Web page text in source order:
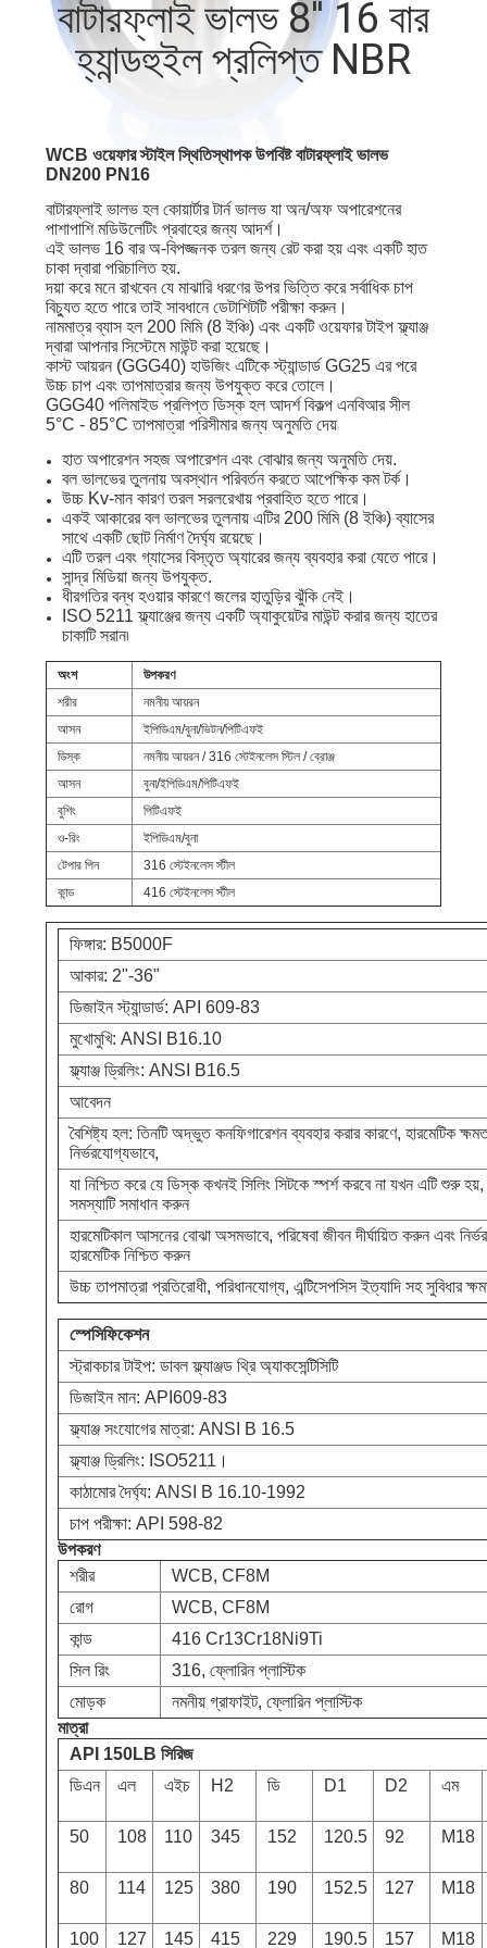
নিয়ন্ত্রণ
যোগাযোগ
উদ্ধৃতির
জন্য
আবেদন
সাইট
ম্যাপ
PRIVACY
POLICY
বাটারফ্লাই ভালভ 8'' 16 বার
হ্যান্ডহুইল প্রলিপ্ত NBR
WCB ওয়েফার স্টাইল স্থিতিস্থাপক উপবিষ্ট বাটারফ্লাই ভালভ
DN200 PN16
বাটারফ্লাই ভালভ হল কোয়ার্টার টার্ন ভালভ যা অন/অফ অপারেশনের
পাশাপাশি মডিউলেটিং প্রবাহের জন্য আদর্শ।
এই ভালভ 16 বার অ-বিপজ্জনক তরল জন্য রেট করা হয় এবং একটি হাত
চাকা দ্বারা পরিচালিত হয়.
দয়া করে মনে রাখবেন যে মাঝারি ধরণের উপর ভিত্তি করে সর্বাধিক চাপ
বিচ্যুত হতে পারে তাই সাবধানে ডেটাশিটটি পরীক্ষা করুন।
নামমাত্র ব্যাস হল 200 মিমি (8 ইঞ্চি) এবং একটি ওয়েফার টাইপ ফ্ল্যাঞ্জ
দ্বারা আপনার সিস্টেমে মাউন্ট করা হয়েছে।
কাস্ট আয়রন (GGG40) হাউজিং এটিকে স্ট্যান্ডার্ড GG25 এর পরে
উচ্চ চাপ এবং তাপমাত্রার জন্য উপযুক্ত করে তোলে।
GGG40 পলিমাইড প্রলিপ্ত ডিস্ক হল আদর্শ বিকল্প এনবিআর সীল
5°C - 85°C তাপমাত্রা পরিসীমার জন্য অনুমতি দেয়
হাত অপারেশন সহজ অপারেশন এবং বোঝার জন্য অনুমতি দেয়.
বল ভালভের তুলনায় অবস্থান পরিবর্তন করতে আপেক্ষিক কম টর্ক।
উচ্চ Kv-মান কারণ তরল সরলরেখায় প্রবাহিত হতে পারে।
একই আকারের বল ভালভের তুলনায় এটির 200 মিমি (8 ইঞ্চি) ব্যাসের
সাথে একটি ছোট নির্মাণ দৈর্ঘ্য রয়েছে।
এটি তরল এবং গ্যাসের বিস্তৃত অ্যারের জন্য ব্যবহার করা যেতে পারে।
সান্দ্র মিডিয়া জন্য উপযুক্ত.
ধীরগতির বন্ধ হওয়ার কারণে জলের হাতুড়ির ঝুঁকি নেই।
ISO 5211 ফ্ল্যাঞ্জের জন্য একটি অ্যাকুয়েটর মাউন্ট করার জন্য হাতের
চাকাটি সরান৷
অংশ
উপকরণ
শরীর
নমনীয় আয়রন
আসন
ইপিডিএম/বুনা/ভিটন/পিটিএফই
ডিস্ক
নমনীয় আয়রন / 316 স্টেইনলেস স্টিল / ব্রোঞ্জ
আসন
বুনা/ইপিডিএম/পিটিএফই
বুশিং
পিটিএফই
ও-রিং
ইপিডিএম/বুনা
টেপার পিন
316 স্টেইনলেস স্টীল
কান্ড
416 স্টেইনলেস স্টীল
ফিঙ্গার: B5000F
আকার: 2"-36"
ডিজাইন স্ট্যান্ডার্ড: API 609-83
মুখোমুখি: ANSI B16.10
ফ্ল্যাঞ্জ ড্রিলিং: ANSI B16.5
আবেদন
বৈশিষ্ট্য হল: তিনটি অদ্ভুত কনফিগারেশন ব্যবহার করার কারণে, হারমেটিক
নির্ভরযোগ্যভাবে,
যা নিশ্চিত করে যে ডিস্ক কখনই সিলিং সিটকে স্পর্শ করবে না যখন এটি শুরু
সমস্যাটি সমাধান করুন
হারমেটিকাল আসনের বোঝা অসমভাবে, পরিষেবা জীবন দীর্ঘায়িত করুন এবং
হারমেটিক নিশ্চিত করুন
উচ্চ তাপমাত্রা প্রতিরোধী, পরিধানযোগ্য, এন্টিসেপসিস ইত্যাদি সহ সুবিধার
স্পেসিফিকেশন
স্ট্রাকচার টাইপ: ডাবল ফ্ল্যাঞ্জড থ্রি অ্যাকসেন্টিসিটি
ডিজাইন মান: API609-83
ফ্ল্যাঞ্জ সংযোগের মাত্রা: ANSI B 16.5
ফ্ল্যাঞ্জ ড্রিলিং: ISO5211।
কাঠামোর দৈর্ঘ্য: ANSI B 16.10-1992
চাপ পরীক্ষা: API 598-82
উপকরণ
শরীর
WCB, CF8M
রোগ
WCB, CF8M
কান্ড
416 Cr13Cr18Ni9Ti
সিল রিং
316, ফ্লোরিন প্লাস্টিক
মোড়ক
নমনীয় গ্রাফাইট, ফ্লোরিন প্লাস্টিক
মাত্রা
API 150LB সিরিজ
ডিএন
এল এইচ H2 ডি D1 D2 এম
50 108 110 345 152 120.5 92 M18
80 114 125 380 190 152.5 127 M18
100 127 145 415 229 190.5 157 M18